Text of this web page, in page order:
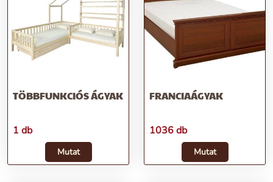
TÖBBFUNKCIÓS ÁGYAK
1 db
Mutat
FRANCIAÁGYAK
1036 db
Mutat